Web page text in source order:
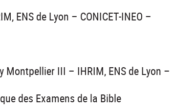
ENS de Lyon – CONICET-INEO –
Montpellier III – IHRIM, ENS de Lyon –
des Examens de la Bible